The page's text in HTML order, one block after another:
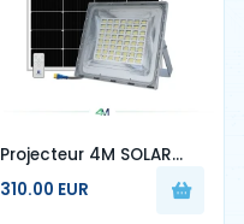
Projecteur 4M SOLAR
W500W
310.00 EUR